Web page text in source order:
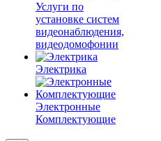
Услуги по
установке систем
видеонаблюдения,
видеодомофонии
Электрика
Электронные
Комплектующие